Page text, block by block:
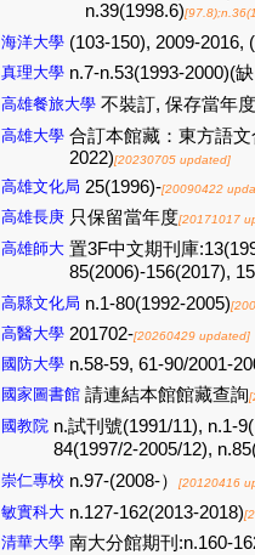
n.39(1998.6)
海洋大學 (103-150), 2009-2016,
真理大學 n.7-n.53(1993-2000)(
高雄餐旅大學 不裝訂, 保存當年
高雄大學 合訂本館藏：東方語
2022)[20230705 updated]
高雄文化局 25(1996)-[20090422
高雄長庚 只保留當年度[20171017
高雄師大 置3F中文期刊庫
85(2006)-156(2017),
高縣文化局 n.1-80(1992-2005)
高醫大學 201702-[20260429 updated]
國防大學 n.58-59, 61-90/2001-
國家圖書館 請連結本館館藏查詢
國教院 n.試刊號(1991/11), n.1-
84(1997/2-2005/12),
崇仁專校 n.97-(2008-） [20120416
敏實科大 n.127-162(2013-2018)
清華大學 南大分館期刊:n.160-